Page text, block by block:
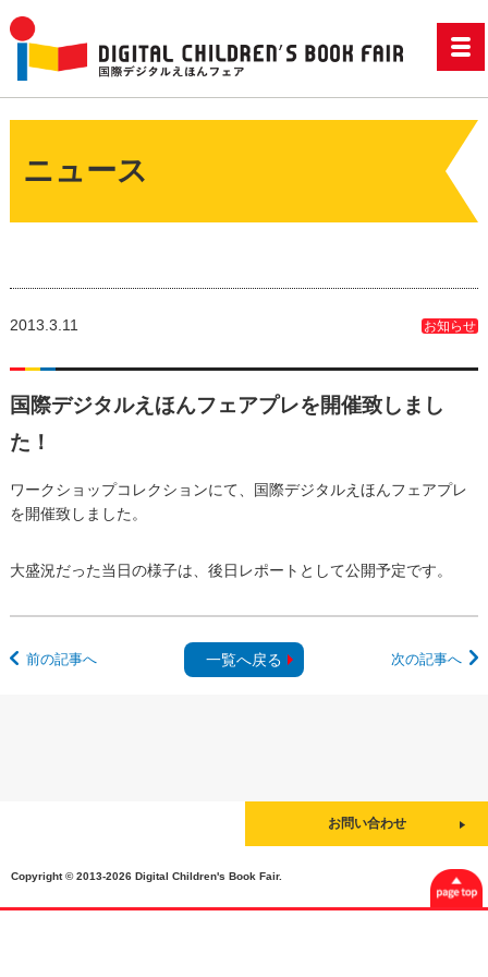
ニュース
お知らせ
2013.3.11
国際デジタルえほんフェアプレを開催致しまし
た！
ワークショップコレクションにて、国際デジタルえほんフェアプレ
を開催致しました。
大盛況だった当日の様子は、後日レポートとして公開予定です。
前の記事へ 一覧へ戻る 次の記事へ
お問い合わせ
Copyright © 2013-2026 Digital Children's Book Fair.